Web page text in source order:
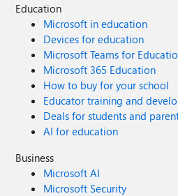
Education
Microsoft in education
Devices for education
Microsoft Teams for
Microsoft 365 Education
How to buy for your school
Educator training and
Deals for students and
AI for education
Business
Microsoft AI
Microsoft Security